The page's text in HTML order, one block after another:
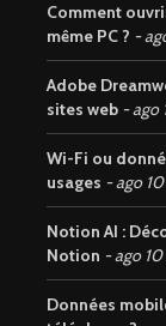
Comment
même PC ?
Adobe
sites web
ago
Wi-Fi ou
usages
ago
Notion AI :
Notion
ago
Données